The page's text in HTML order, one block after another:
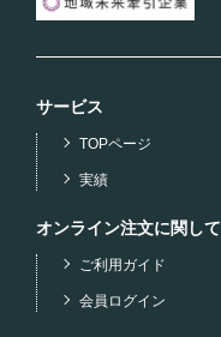
サービス
TOPページ
実績
オンライン注文に関して
ご利用ガイド
会員ログイン